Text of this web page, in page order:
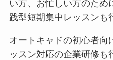
い方、お忙しい方のため
践型短期集中レッスンも
オートキャドの初心者向
ッスン対応の企業研修も